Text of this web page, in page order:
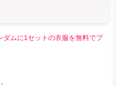
ムに1セットの衣服を無料でプ